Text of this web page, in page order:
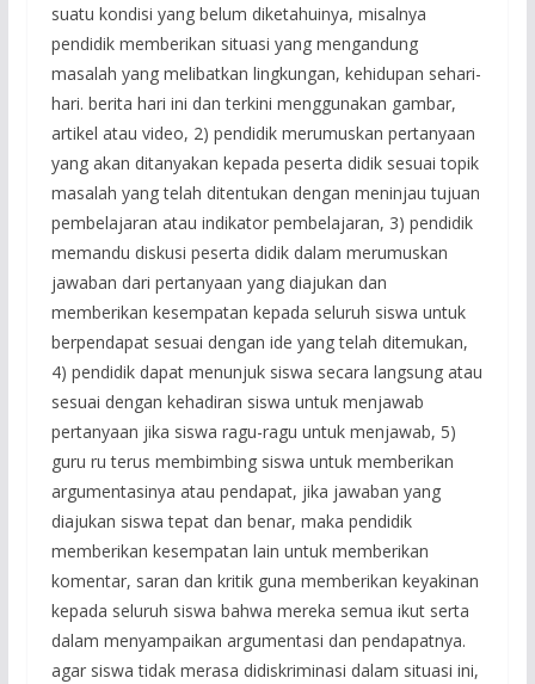
suatu kondisi yang belum diketahuinya, misalnya
pendidik memberikan situasi yang mengandung
masalah yang melibatkan lingkungan, kehidupan sehari-
hari. berita hari ini dan terkini menggunakan gambar,
artikel atau video, 2) pendidik merumuskan pertanyaan
yang akan ditanyakan kepada peserta didik sesuai topik
masalah yang telah ditentukan dengan meninjau tujuan
pembelajaran atau indikator pembelajaran, 3) pendidik
memandu diskusi peserta didik dalam merumuskan
jawaban dari pertanyaan yang diajukan dan
memberikan kesempatan kepada seluruh siswa untuk
berpendapat sesuai dengan ide yang telah ditemukan,
4) pendidik dapat menunjuk siswa secara langsung atau
sesuai dengan kehadiran siswa untuk menjawab
pertanyaan jika siswa ragu-ragu untuk menjawab, 5)
guru ru terus membimbing siswa untuk memberikan
argumentasinya atau pendapat, jika jawaban yang
diajukan siswa tepat dan benar, maka pendidik
memberikan kesempatan lain untuk memberikan
komentar, saran dan kritik guna memberikan keyakinan
kepada seluruh siswa bahwa mereka semua ikut serta
dalam menyampaikan argumentasi dan pendapatnya.
agar siswa tidak merasa didiskriminasi dalam situasi ini,